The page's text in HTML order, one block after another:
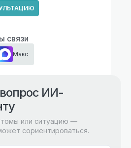
связи
Макс
ИИ-
или ситуацию —
сориентироваться.